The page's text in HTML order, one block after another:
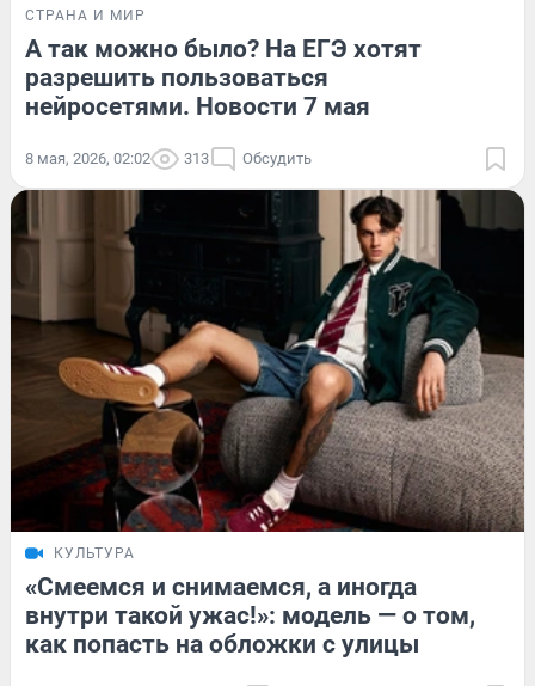
СТРАНА И МИР
А так можно было? На ЕГЭ хотят
разрешить пользоваться
нейросетями. Новости 7 мая
8 мая, 2026, 02:02 313 Обсудить
КУЛЬТУРА
«Смеемся и снимаемся, а иногда
внутри такой ужас!»: модель — о том,
как попасть на обложки с улицы